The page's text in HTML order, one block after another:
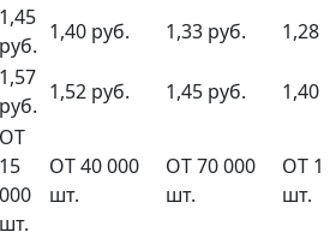
1,45
руб.
1,40 руб. 1,33 руб. 1,28
1,57
руб.
1,52 руб. 1,45 руб. 1,40
ОТ
15
000
шт.
ОТ 40 000
шт.
ОТ 70 000
шт.
ОТ
шт.